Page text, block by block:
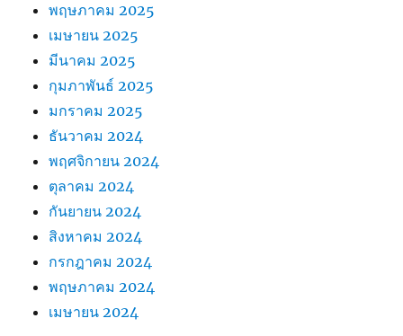
พฤษภาคม 2025
เมษายน 2025
มีนาคม 2025
กุมภาพันธ์ 2025
มกราคม 2025
ธันวาคม 2024
พฤศจิกายน 2024
ตุลาคม 2024
กันยายน 2024
สิงหาคม 2024
กรกฎาคม 2024
พฤษภาคม 2024
เมษายน 2024